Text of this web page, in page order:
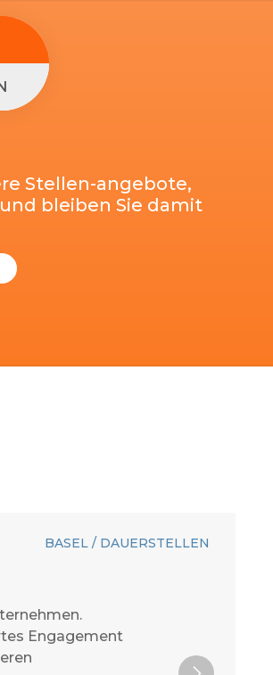
Stellen-angebote,
bleiben Sie damit
BASEL / DAUERSTELLEN
Engagement